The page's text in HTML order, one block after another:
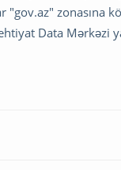
zonasına
Data Mərkəzi